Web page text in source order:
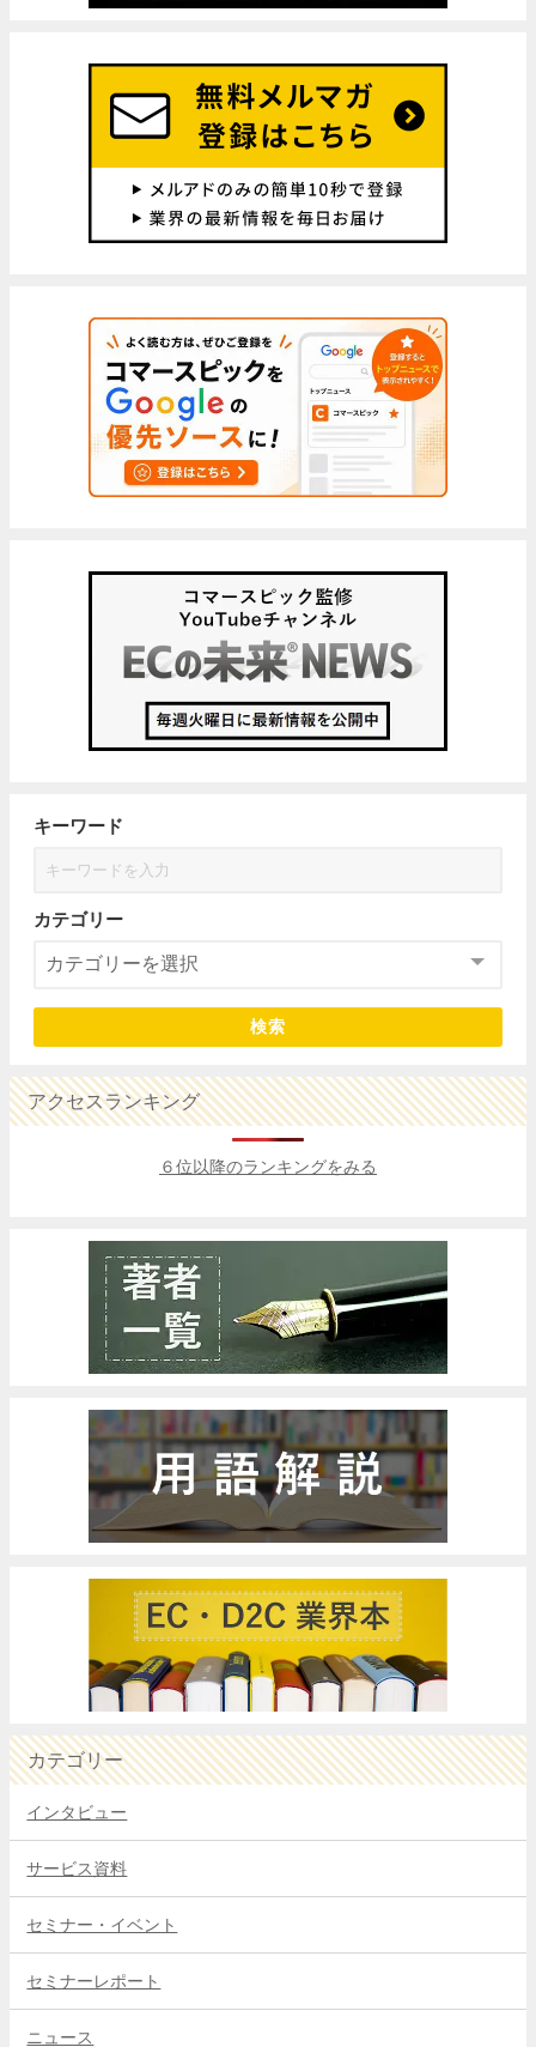
キーワード
カテゴリー
検索
アクセスランキング
６位以降のランキングをみる
カテゴリー
インタビュー
サービス資料
セミナー・イベント
セミナーレポート
ニュース